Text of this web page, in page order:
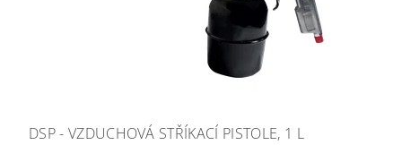
DSP - VZDUCHOVÁ STŘÍKACÍ PISTOLE, 1 L